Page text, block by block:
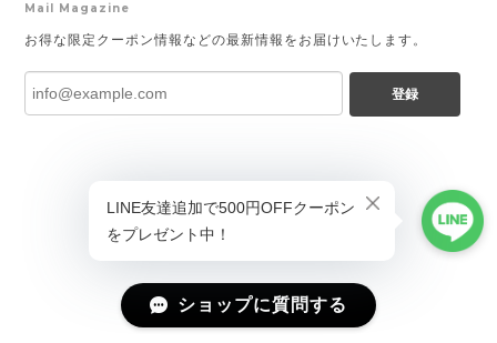
Mail Magazine
お得な限定クーポン情報などの最新情報をお届けいたします。
登録
ショップに質問する